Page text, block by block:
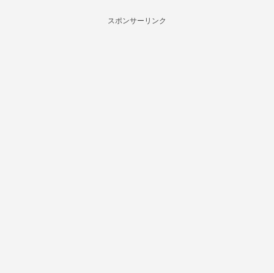
スポンサーリンク